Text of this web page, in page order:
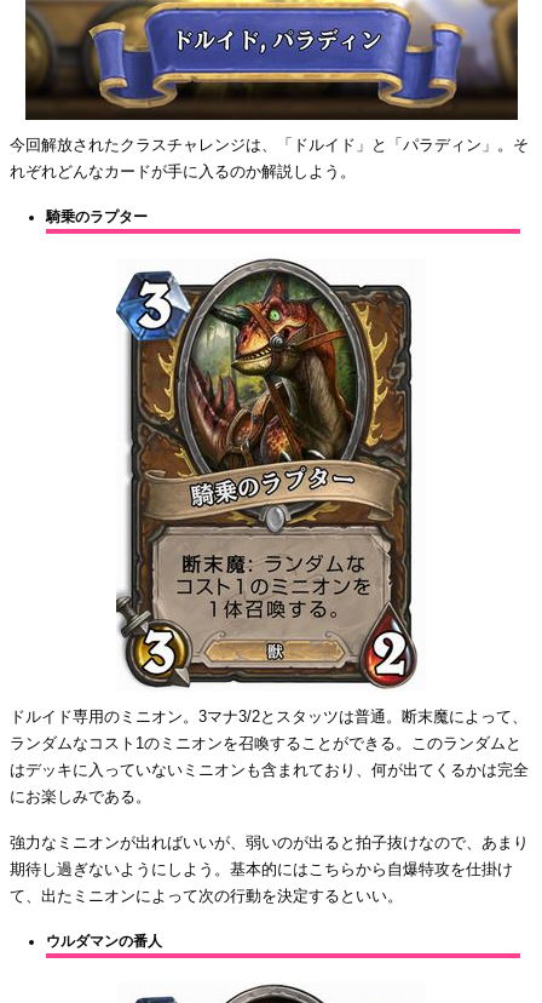
今回解放されたクラスチャレンジは、「ドルイド」と「パラディン」。そ
れぞれどんなカードが手に入るのか解説しよう。
騎乗のラプター
ドルイド専用のミニオン。3マナ3/2とスタッツは普通。断末魔によって、
ランダムなコスト1のミニオンを召喚することができる。このランダムと
はデッキに入っていないミニオンも含まれており、何が出てくるかは完全
にお楽しみである。
強力なミニオンが出ればいいが、弱いのが出ると拍子抜けなので、あまり
期待し過ぎないようにしよう。基本的にはこちらから自爆特攻を仕掛け
て、出たミニオンによって次の行動を決定するといい。
ウルダマンの番人